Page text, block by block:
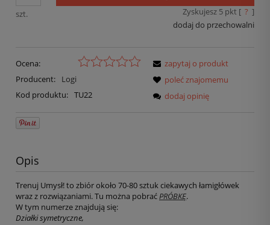
szt. Zyskujesz 5pkt [ ? ]
dodaj do przechowalni
Ocena:
Producent:
Logi
Kod produktu: TU22
zapytaj o produkt
poleć znajomemu
dodaj opinię
Opis
Trenuj Umysł! to zbiór około 70-80 sztuk ciekawych łamigłówek
wraz z rozwiązaniami. Tu można pobraćPRÓBKĘ.
W tym numerze znajdują się:
Działki symetryczne,